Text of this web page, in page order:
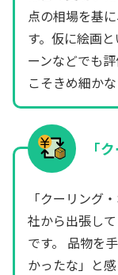
点の相場を基
す。仮に絵画
ーンなどでも
こそきめ細か
「
「クーリング
社から出張し
です。 品物を
かったな」と